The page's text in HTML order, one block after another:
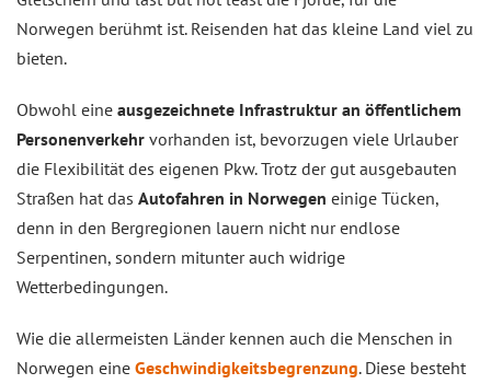
Norwegen berühmt ist. Reisenden hat das kleine Land viel zu
bieten.
Obwohl eine ausgezeichnete Infrastruktur an öffentlichem
Personenverkehr vorhanden ist, bevorzugen viele Urlauber
die Flexibilität des eigenen Pkw. Trotz der gut ausgebauten
Straßen hat das Autofahren in Norwegen einige Tücken,
denn in den Bergregionen lauern nicht nur endlose
Serpentinen, sondern mitunter auch widrige
Wetterbedingungen.
Wie die allermeisten Länder kennen auch die Menschen in
Norwegen eine Geschwindigkeitsbegrenzung. Diese besteht